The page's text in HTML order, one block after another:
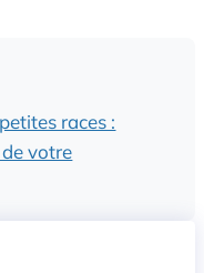
races :
votre